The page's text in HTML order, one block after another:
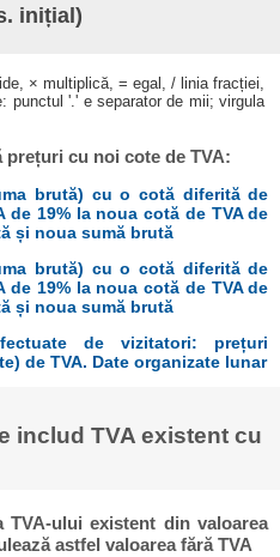
inițial)
× multiplică, = egal, / linia fracției,
punctul '.' e separator de mii; virgula
prețuri cu noi cote de TVA:
brută) cu o cotă diferită de
de 19% la noua cotă de TVA de
și noua sumă brută
brută) cu o cotă diferită de
de 19% la noua cotă de TVA de
și noua sumă brută
de vizitatori: prețuri
de TVA. Date organizate lunar
includ TVA existent cu
TVA-ului existent din valoarea
astfel valoarea fără TVA